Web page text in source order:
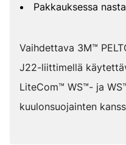
Pakkauksessa nasta
Vaihdettava 3M™
J22-liittimellä
LiteCom™ WS™- ja
kuulonsuojainten